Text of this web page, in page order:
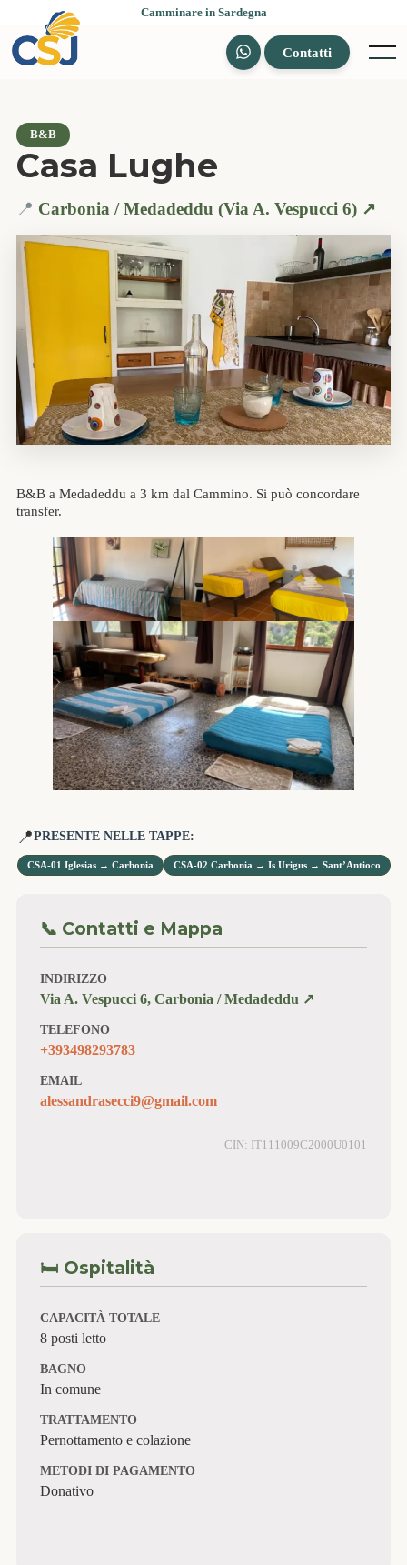
content
Camminare in Sardegna
Menu
Contatti
B&B
Casa Lughe
📍 Carbonia / Medadeddu (Via A. Vespucci 6) ↗️
B&B a Medadeddu a 3 km dal Cammino. Si può concordare
transfer.
📍PRESENTE NELLE TAPPE:
CSA-01 Iglesias → Carbonia CSA-02 Carbonia → Is Urigus → Sant’Antioco
📞 Contatti e Mappa
INDIRIZZO
Via A. Vespucci 6, Carbonia / Medadeddu ↗️
TELEFONO
+393498293783
EMAIL
alessandrasecci9@gmail.com
CIN: IT111009C2000U0101
🛏️ Ospitalità
CAPACITÀ TOTALE
8 posti letto
BAGNO
In comune
TRATTAMENTO
Pernottamento e colazione
METODI DI PAGAMENTO
Donativo